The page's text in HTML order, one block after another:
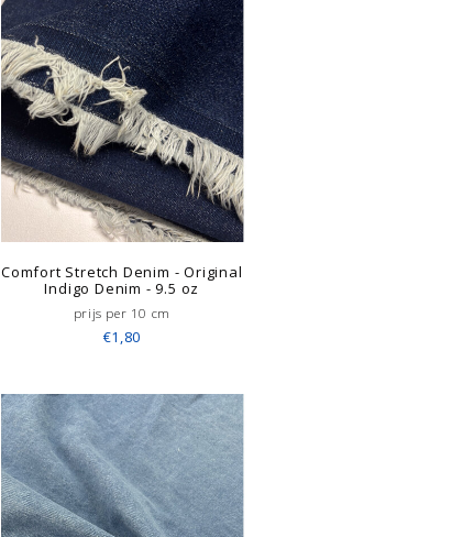
Comfort Stretch Denim - Original
Indigo Denim - 9.5 oz
prijs per 10 cm
€1,80